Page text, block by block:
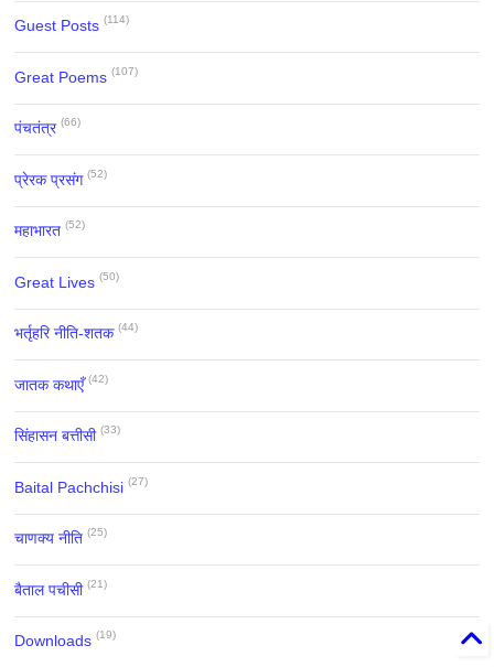
Guest Posts (114)
Great Poems (107)
पंचतंत्र (66)
प्रेरक प्रसंग (52)
महाभारत (52)
Great Lives (50)
भर्तृहरि नीति-शतक (44)
जातक कथाएँ (42)
सिंहासन बत्तीसी (33)
Baital Pachchisi (27)
चाणक्य नीति (25)
बैताल पचीसी (21)
Downloads (19)